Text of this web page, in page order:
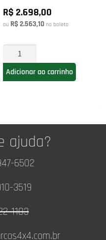
R$ 2.698,00
ou R$ 2.563,10 no boleto
Adicionar ao carrinho
ajuda?
6502
3519
1103